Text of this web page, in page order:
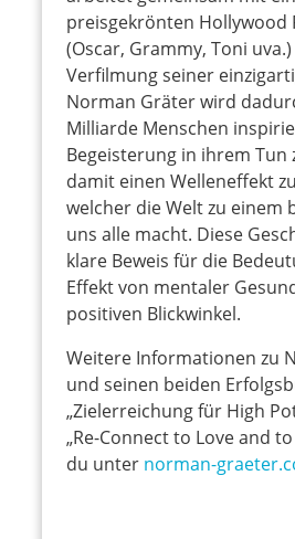
preisgekrönten Hollywood
(Oscar, Grammy, Toni
Verfilmung seiner
Norman Gräter wird
Milliarde Menschen
Begeisterung in ihrem Tun
damit einen Welleneffekt
welcher die Welt zu einem
uns alle macht. Diese
klare Beweis für die
Effekt von mentaler
positiven Blickwinkel.
Weitere Informationen zu
und seinen beiden
„Zielerreichung für High
„Re-Connect to Love and
du unter norman-